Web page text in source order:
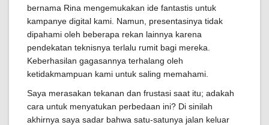
bernama Rina mengemukakan ide fantastis untuk
kampanye digital kami. Namun, presentasinya tidak
dipahami oleh beberapa rekan lainnya karena
pendekatan teknisnya terlalu rumit bagi mereka.
Keberhasilan gagasannya terhalang oleh
ketidakmampuan kami untuk saling memahami.
Saya merasakan tekanan dan frustasi saat itu; adakah
cara untuk menyatukan perbedaan ini? Di sinilah
akhirnya saya sadar bahwa satu-satunya jalan keluar